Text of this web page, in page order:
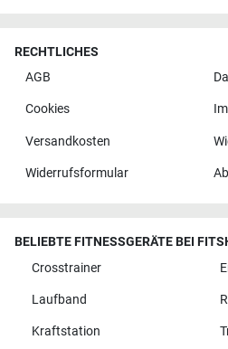
RECHTLICHES
AGB
Cookies
Versandkosten
Widerrufsformular
BELIEBTE FITNESSGERÄTE BEI
Crosstrainer
Laufband
Kraftstation